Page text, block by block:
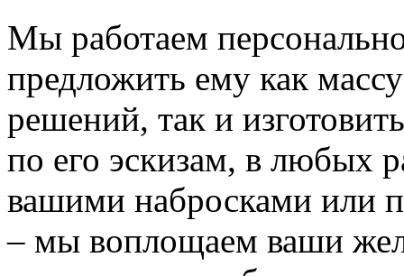
Мы работаем
предложить ему как
решений, так и
по его эскизам, в любых
вашими набросками или
– мы воплощаем ваши